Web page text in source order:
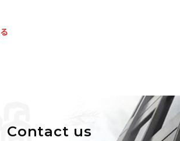
会賞、日本芸術大賞、ソウル国際
年）、「淡路夢舞台」（2000年）、
」（2020年）などの代表作が知られ
Contact us